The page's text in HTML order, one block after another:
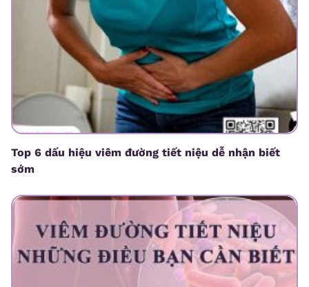
Top 6 dấu hiệu viêm đường tiết niệu dễ nhận biết
sớm